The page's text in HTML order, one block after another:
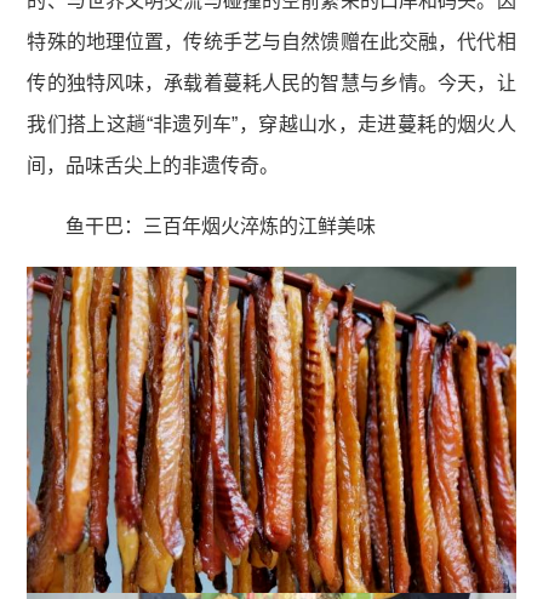
特殊的地理位置，传统手艺与自然馈赠在此交融，代代相
传的独特风味，承载着蔓耗人民的智慧与乡情。今天，让
我们搭上这趟“非遗列车”，穿越山水，走进蔓耗的烟火人
间，品味舌尖上的非遗传奇。
鱼干巴：三百年烟火淬炼的江鲜美味